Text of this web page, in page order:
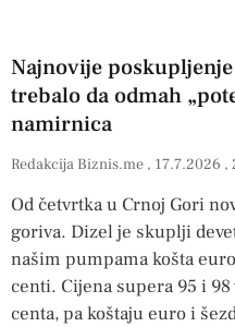
Najnovije
trebalo da odmah
namirnica
Redakcija Biznis.me 17.7.2026
Od četvrtka u Crnoj Gori
goriva. Dizel je skuplji
našim pumpama košta
centi. Cijena supera 95 i 98
centa, pa koštaju euro i